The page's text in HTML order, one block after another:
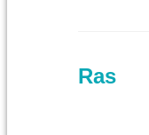
Ras